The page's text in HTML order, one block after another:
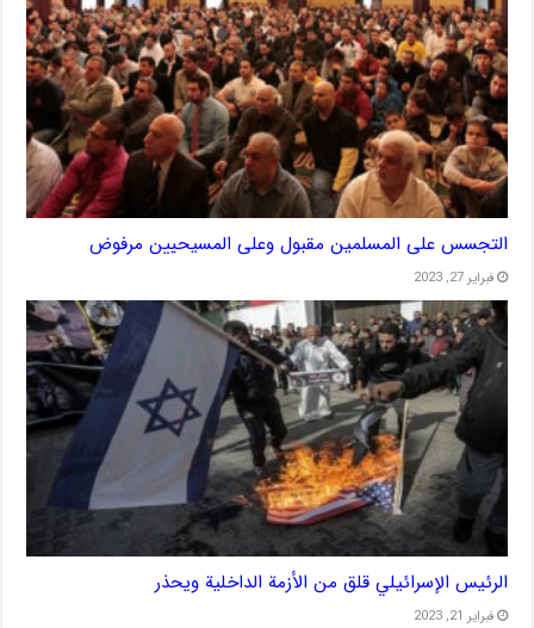
التجسس على المسلمين مقبول وعلى المسيحيين مرفوض
فبراير 27, 2023
الرئيس الإسرائيلي قلق من الأزمة الداخلية ويحذر
فبراير 21, 2023